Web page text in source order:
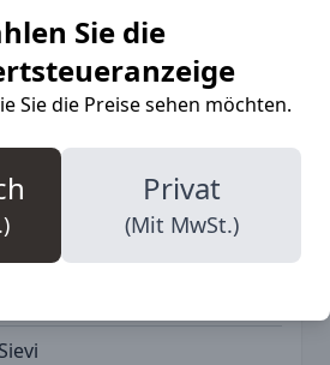
Sie die
Sie die Preise sehen möchten.
Privat
(Mit MwSt.)
paarweise verpackt.
auf die richtige Länge für
Sievi